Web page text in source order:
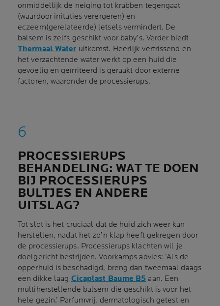
onmiddellijk de neiging tot krabben tegengaat
(waardoor irritaties verergeren) en
eczeem(gerelateerde) letsels vermindert. De
balsem is zelfs geschikt voor baby’s. Verder biedt
Thermaal Water uitkomst. Heerlijk verfrissend en
het verzachtende water werkt op een huid die
gevoelig en geïrriteerd is geraakt door externe
factoren, waaronder de processierups.
PROCESSIERUPS
BEHANDELING: WAT TE DOEN
BIJ PROCESSIERUPS
BULTJES EN ANDERE
UITSLAG?
Tot slot is het cruciaal dat de huid zich weer kan
herstellen, nadat het zo’n klap heeft gekregen door
de processierups. Processierups klachten wil je
doelgericht bestrijden. Voorkamps advies: ‘Als de
opperhuid is beschadigd, breng dan tweemaal daags
een dikke laag Cicaplast Baume B5 aan. Een
multiherstellende balsem die geschikt is voor het
hele gezin.’ Parfumvrij, dermatologisch getest en